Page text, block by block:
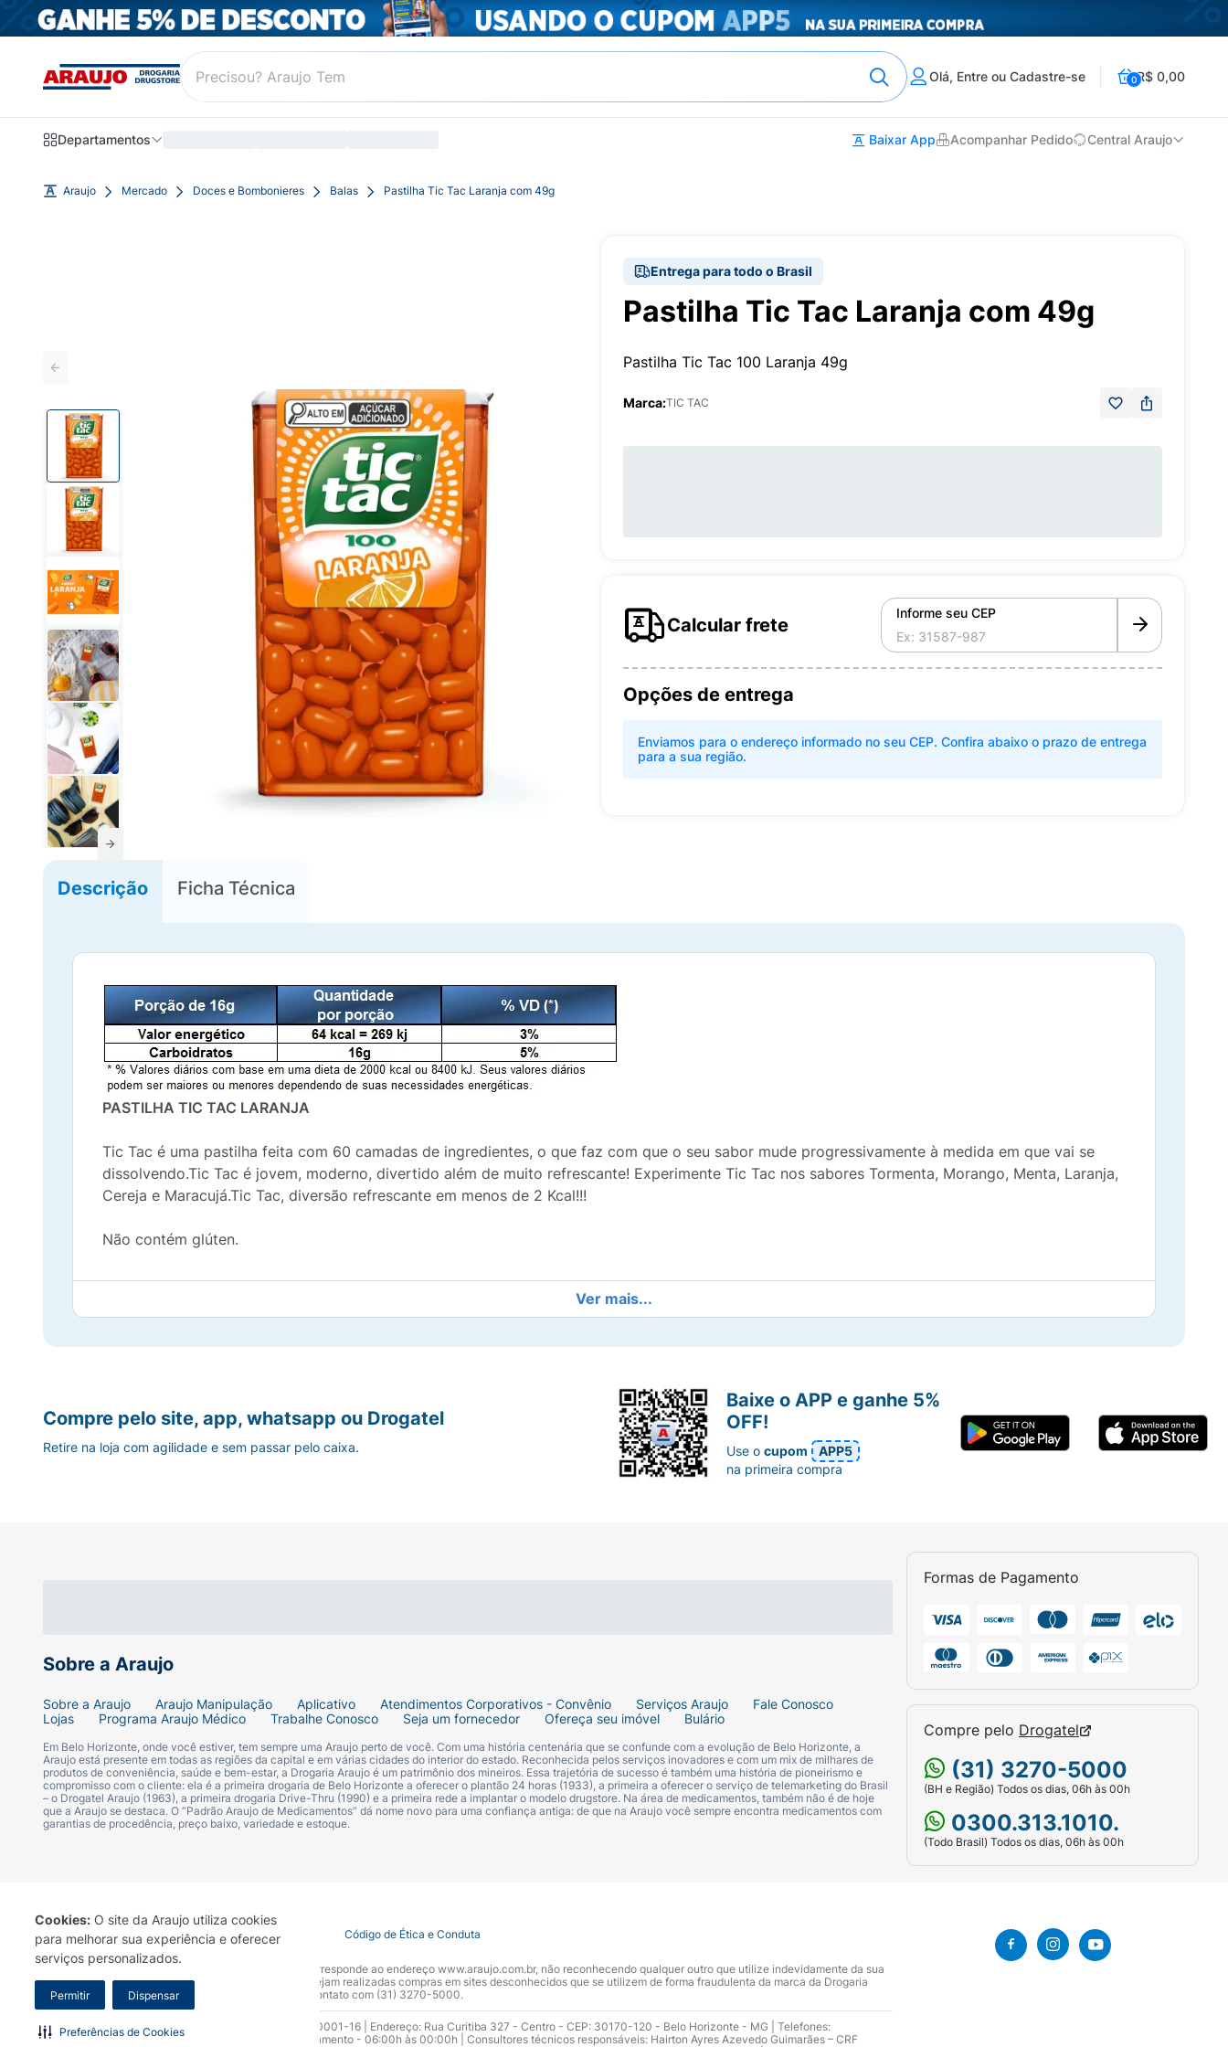
Cookies: O site da Araujo utiliza cookies
para melhorar sua experiência e oferecer
serviços personalizados.
Permitir Dispensar
Preferências de Cookies
Olá, Entre ou Cadastre-se 0R$ 0,00
Departamentos Baixar App Acompanhar Pedido Central Araujo
Araujo Mercado Doces e Bombonieres Balas Pastilha Tic Tac Laranja com 49g
Entrega para todo o Brasil
Pastilha Tic Tac Laranja com 49g
Pastilha Tic Tac 100 Laranja 49g
Marca:TIC TAC
Calcular frete
Informe seu CEP
Opções de entrega
Enviamos para o endereço informado no seu CEP. Confira abaixo o prazo de entrega
para a sua região.
Descrição Ficha Técnica
PASTILHA TIC TAC LARANJA
Tic Tac é uma pastilha feita com 60 camadas de ingredientes, o que faz com que o seu sabor mude progressivamente à medida em que vai se
dissolvendo.Tic Tac é jovem, moderno, divertido além de muito refrescante! Experimente Tic Tac nos sabores Tormenta, Morango, Menta, Laranja,
Cereja e Maracujá.Tic Tac, diversão refrescante em menos de 2 Kcal!!!
Não contém glúten.
Ver mais...
Sobre a Araujo
Sobre a Araujo Araujo Manipulação Aplicativo Atendimentos Corporativos - Convênio Serviços Araujo
Fale Conosco
Lojas
Programa Araujo Médico Trabalhe Conosco Seja um fornecedor Ofereça seu imóvel Bulário
Em Belo Horizonte, onde você estiver, tem sempre uma Araujo perto de você. Com uma história centenária que se confunde com a evolução de Belo Horizonte, a
Araujo está presente em todas as regiões da capital e em várias cidades do interior do estado. Reconhecida pelos serviços inovadores e com um mix de milhares de
produtos de conveniência, saúde e bem-estar, a Drogaria Araujo é um patrimônio dos mineiros. Essa trajetória de sucesso é também uma história de pioneirismo e
compromisso com o cliente: ela é a primeira drogaria de Belo Horizonte a oferecer o plantão 24 horas (1933), a primeira a oferecer o serviço de telemarketing do Brasil
– o Drogatel Araujo (1963), a primeira drogaria Drive-Thru (1990) e a primeira rede a implantar o modelo drugstore. Na área de medicamentos, também não é de hoje
que a Araujo se destaca. O “Padrão Araujo de Medicamentos” dá nome novo para uma confiança antiga: de que na Araujo você sempre encontra medicamentos com
garantias de procedência, preço baixo, variedade e estoque.
Formas de Pagamento
Compre pelo Drogatel
(31) 3270-5000
(BH e Região) Todos os dias, 06h às 00h
0300.313.1010.
(Todo Brasil) Todos os dias, 06h às 00h
Compre pelo site, app, whatsapp ou Drogatel
Retire na loja com agilidade e sem passar pelo caixa.
Baixe o APP e ganhe 5%
OFF!
Use ocupom
APP5
na primeira compra
Termo de Uso Portal da Privacidade Covid-19 Código de Ética e Conduta
A Drogaria Araujo S/A informa que o seu site oficial corresponde ao endereço www.araujo.com.br, não reconhecendo qualquer outro que utilize indevidamente da sua
marca. Para sua segurança recomendamos que não sejam realizadas compras em sites desconhecidos que se utilizem de forma fraudulenta da marca da Drogaria
Araujo S.A. Em caso de dúvidas, gentileza entrar em contato com (31) 3270-5000.
Razão Social: Drogaria Araujo S.A | CNPJ: 17.256.512.0001-16 | Endereço: Rua Curitiba 327 - Centro - CEP: 30170-120 - Belo Horizonte - MG | Telefones:
0300.313.1010 e (31) 3270-5000 Horário de funcionamento - 06:00h às 00:00h | Consultores técnicos responsáveis: Hairton Ayres Azevedo Guimarães – CRF